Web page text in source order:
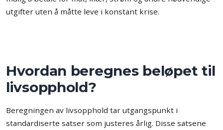
utgifter uten å måtte leve i konstant krise.
Hvordan beregnes beløpet til
livsopphold?
Beregningen av livsopphold tar utgangspunkt i
standardiserte satser som justeres årlig. Disse satsene